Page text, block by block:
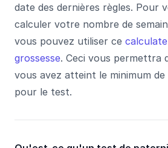
date des dernières règles. Pour
calculer votre nombre de
vous pouvez utiliser ce
grossesse. Ceci vous permettra
vous avez atteint le minimum de
pour le test.